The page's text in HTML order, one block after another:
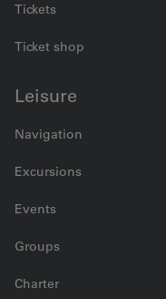
Tickets
Ticket shop
Leisure
Navigation
Excursions
Events
Groups
Charter